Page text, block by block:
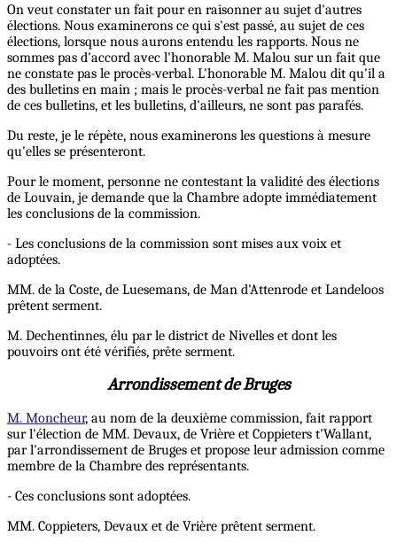
On veut constater un fait pour en raisonner au sujet d'autres
élections. Nous examinerons ce qui s'est passé, au sujet de ces
élections, lorsque nous aurons entendu les rapports. Nous ne
sommes pas d'accord avec l'honorable M. Malou sur un fait que
ne constate pas le procès-verbal. L'honorable M. Malou dit qu'il a
des bulletins en main ; mais le procès-verbal ne fait pas mention
de ces bulletins, et les bulletins, d'ailleurs, ne sont pas parafés.
Du reste, je le répète, nous examinerons les questions à mesure
qu'elles se présenteront.
Pour le moment, personne ne contestant la validité des élections
de Louvain, je demande que la Chambre adopte immédiatement
les conclusions de la commission.
- Les conclusions de la commission sont mises aux voix et
adoptées.
MM. de la Coste, de Luesemans, de Man d'Attenrode et Landeloos
prêtent serment.
M. Dechentinnes, élu par le district de Nivelles et dont les
pouvoirs ont été vérifiés, prête serment.
Arrondissement de Bruges
M. Moncheur, au nom de la deuxième commission, fait rapport
sur l'élection de MM. Devaux, de Vrière et Coppieters t'Wallant,
par l'arrondissement de Bruges et propose leur admission comme
membre de la Chambre des représentants.
- Ces conclusions sont adoptées.
MM. Coppieters, Devaux et de Vrière prêtent serment.